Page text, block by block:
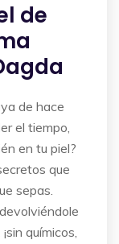
de
de hace
el tiempo,
en tu piel?
que
sepas.
químicos,